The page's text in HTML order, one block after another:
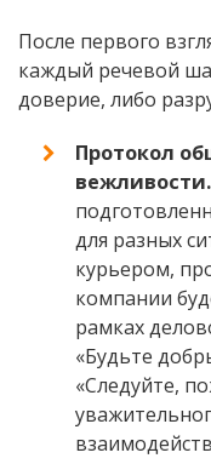
После первого
каждый речевой
доверие, либо
Протокол
вежливости.
для разных
курьером,
компании
рамках
«Будьте
«Следуйте,